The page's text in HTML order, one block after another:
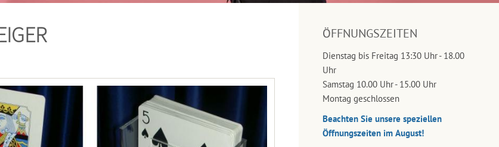
ÖFFNUNGSZEITEN
Dienstag bis Freitag 13:30 Uhr - 18.00
Uhr
Samstag 10.00 Uhr - 15.00 Uhr
Montag geschlossen
Beachten Sie unsere speziellen
Öffnungszeiten im August!